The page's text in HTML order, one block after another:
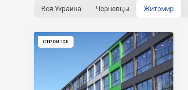
Вся Украина Черновцы Житомир
СТРОИТСЯ